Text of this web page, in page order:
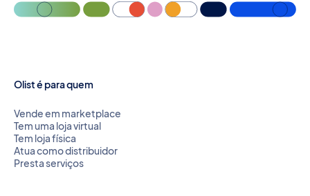
Olist é para quem
Vende em marketplace
Tem uma loja virtual
Tem loja física
Atua como distribuidor
Presta serviços